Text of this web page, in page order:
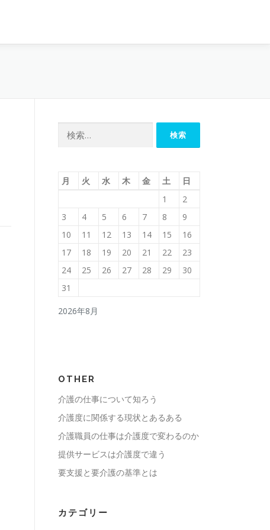
2026年8月
月 火 水 木 金 土
日
1
2
3
4 5 6 7 8
9
10
11 12 13 14 15
16
17
18 19 20 21 22
23
24
25 26 27 28 29
30
31
OTHER
介護の仕事について知ろう
介護度に関係する現状とあるある
介護職員の仕事は介護度で変わるのか
提供サービスは介護度で違う
要支援と要介護の基準とは
カテゴリー